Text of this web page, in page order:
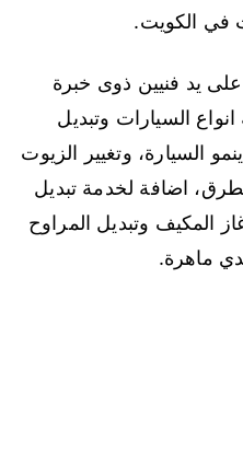
في الكويت.
يد فنيين ذوى خبرة
السيارات وتبديل
السيارة، وتغيير الزيوت
اضافة لخدمة تبديل
المكيف وتبديل المراوح
ماهرة.